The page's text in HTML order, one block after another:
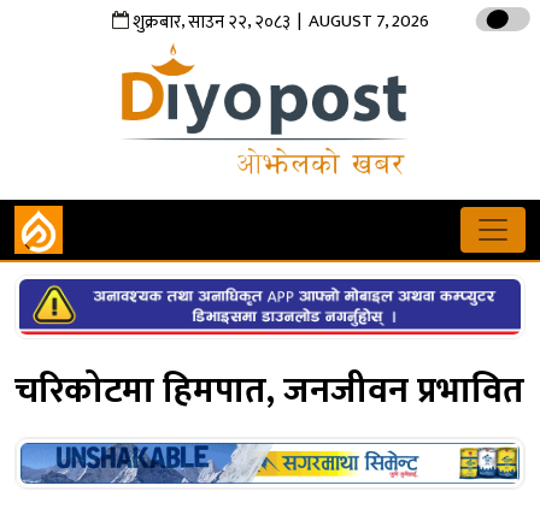
शुक्रबार,साउन२२,२०८३ | AUGUST 7, 2026
चरिकोटमा हिमपात, जनजीवन प्रभावित